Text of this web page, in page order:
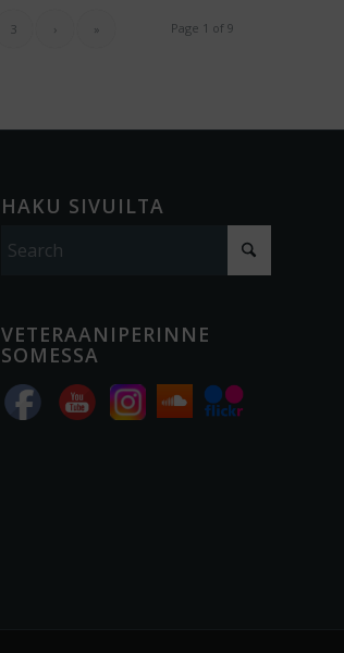
Page 1 of 9
3 › »
HAKU SIVUILTA
VETERAANIPERINNE
SOMESSA